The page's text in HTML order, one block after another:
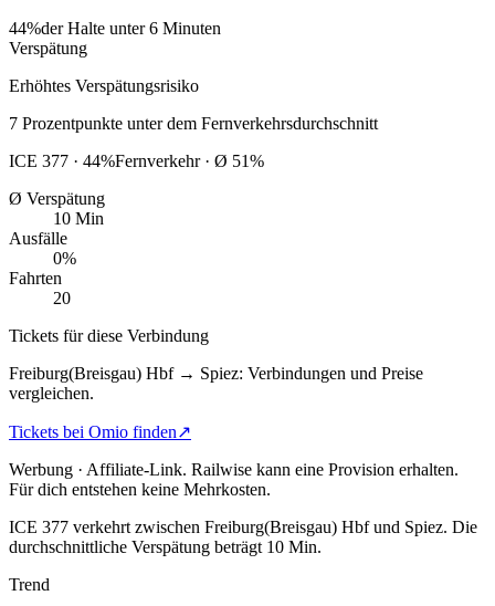
44%der Halte unter 6 Minuten
Verspätung
Erhöhtes Verspätungsrisiko
7 Prozentpunkte unter dem Fernverkehrsdurchschnitt
ICE 377 · 44%Fernverkehr · Ø 51%
Ø Verspätung
10 Min
Ausfälle
0%
Fahrten
20
Tickets für diese Verbindung
Freiburg(Breisgau) Hbf → Spiez: Verbindungen und Preise
vergleichen.
Tickets bei Omio finden↗
Werbung · Affiliate-Link. Railwise kann eine Provision erhalten.
Für dich entstehen keine Mehrkosten.
ICE 377 verkehrt zwischen Freiburg(Breisgau) Hbf und Spiez. Die
durchschnittliche Verspätung beträgt 10 Min.
Trend